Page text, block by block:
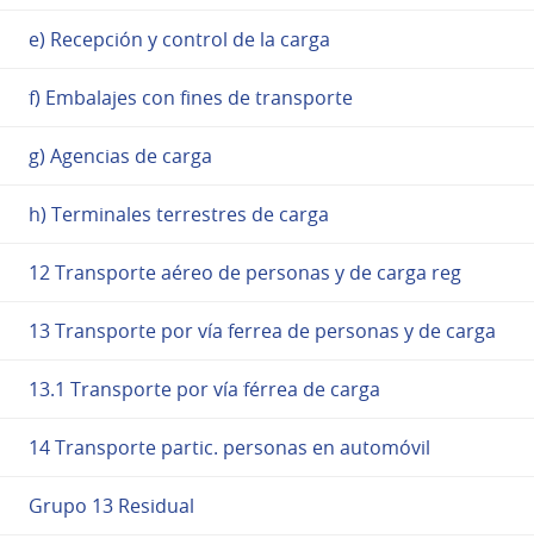
e) Recepción y control de la carga
f) Embalajes con fines de transporte
g) Agencias de carga
h) Terminales terrestres de carga
12 Transporte aéreo de personas y de carga reg
13 Transporte por vía ferrea de personas y de carga
13.1 Transporte por vía férrea de carga
14 Transporte partic. personas en automóvil
Grupo 13 Residual